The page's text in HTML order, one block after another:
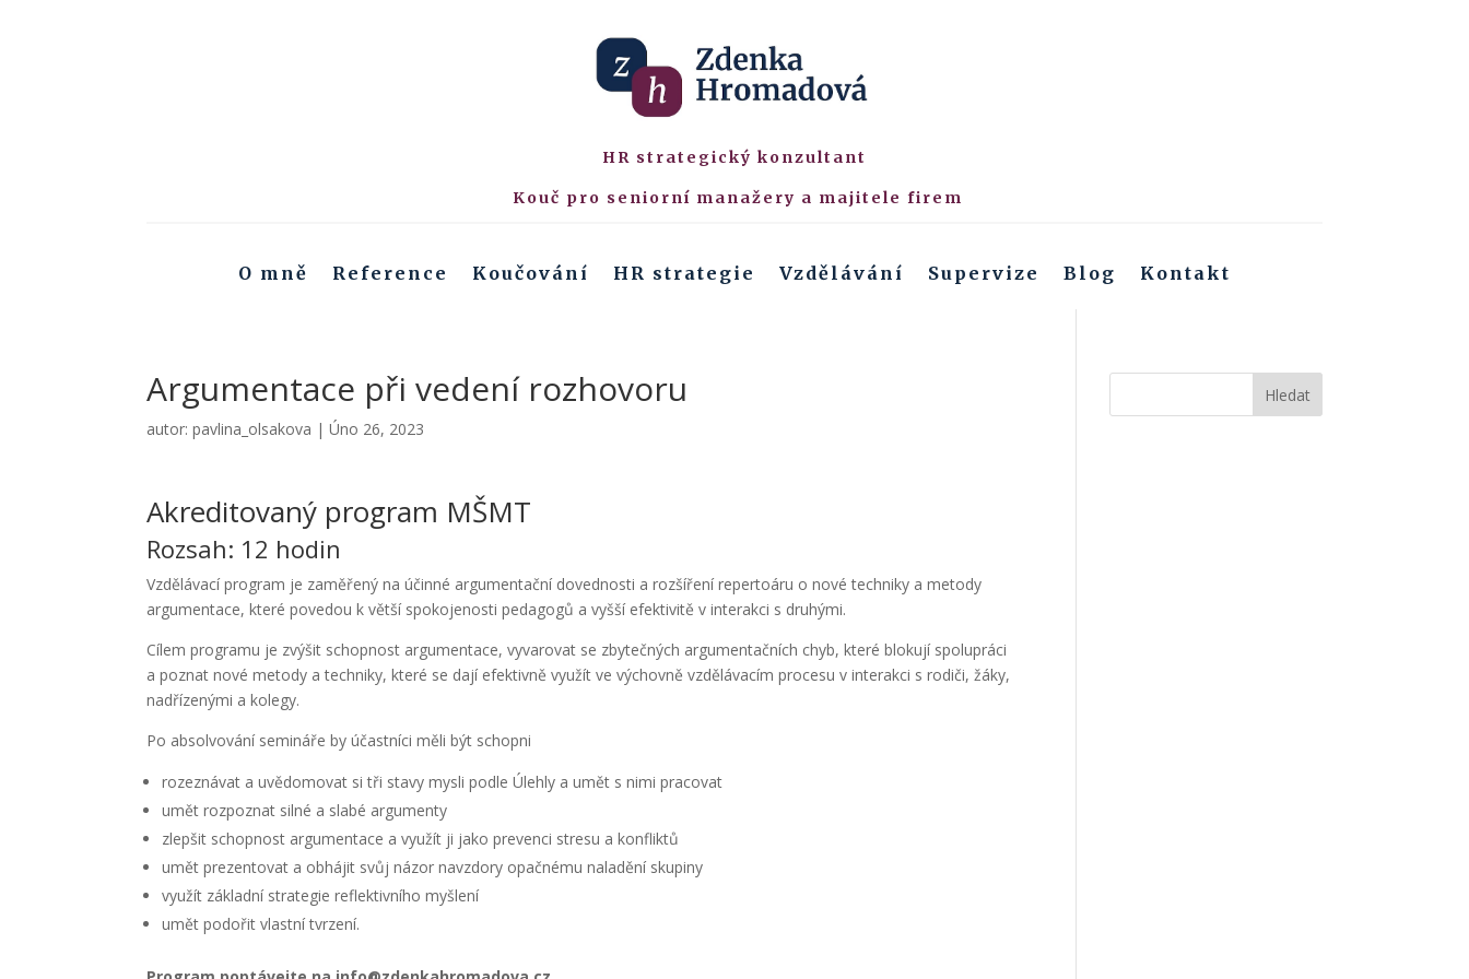
HR strategický konzultant
Kouč pro seniorní manažery a majitele firem
O mně Reference Koučování HR strategie Vzdělávání Supervize Blog Kontakt
Argumentace při vedení rozhovoru
autor:pavlina_olsakova |Úno 26, 2023
Akreditovaný program MŠMT
Rozsah: 12 hodin
Vzdělávací program je zaměřený na účinné argumentační dovednosti a rozšíření repertoáru o nové techniky a metody
argumentace, které povedou k větší spokojenosti pedagogů a vyšší efektivitě v interakci s druhými.
Cílem programu je zvýšit schopnost argumentace, vyvarovat se zbytečných argumentačních chyb, které blokují spolupráci
a poznat nové metody a techniky, které se dají efektivně využít ve výchovně vzdělávacím procesu v interakci s rodiči, žáky,
nadřízenými a kolegy.
Po absolvování semináře by účastníci měli být schopni
rozeznávat a uvědomovat si tři stavy mysli podle Úlehly a umět s nimi pracovat
umět rozpoznat silné a slabé argumenty
zlepšit schopnost argumentace a využít ji jako prevenci stresu a konfliktů
umět prezentovat a obhájit svůj názor navzdory opačnému naladění skupiny
využít základní strategie reflektivního myšlení
umět podořit vlastní tvrzení.